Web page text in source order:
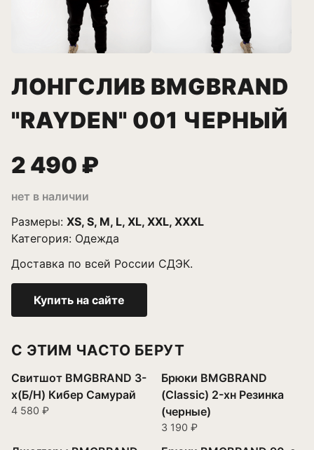
ЛОНГСЛИВ BMGBRAND
"RAYDEN" 001 ЧЕРНЫЙ
2 490 ₽
нет в наличии
Размеры: XS, S, M, L, XL, XXL, XXXL
Категория: Одежда
Доставка по всей России СДЭК.
Купить на сайте
С ЭТИМ ЧАСТО БЕРУТ
Свитшот BMGBRAND 3-
х(Б/Н) Кибер Самурай
4 580 ₽
Брюки BMGBRAND
(Classic) 2-хн Резинка
(черные)
3 190 ₽